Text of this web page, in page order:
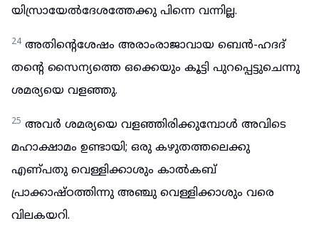
യിസ്രായേൽദേശത്തേക്കു പിന്നെ വന്നില്ല.
24 അതിന്റെശേഷം അരാംരാജാവായ ബെൻ-ഹദദ്
തന്റെ സൈന്യത്തെ ഒക്കെയും കൂട്ടി പുറപ്പെട്ടുചെന്നു
ശമര്യയെ വളഞ്ഞു.
25 അവർ ശമര്യയെ വളഞ്ഞിരിക്കുമ്പോൾ അവിടെ
മഹാക്ഷാമം ഉണ്ടായി; ഒരു കഴുതത്തലെക്കു
എണ്പതു വെള്ളിക്കാശും കാൽകബ്
പ്രാക്കാഷ്ഠത്തിന്നു അഞ്ചു വെള്ളിക്കാശും വരെ
വിലകയറി.